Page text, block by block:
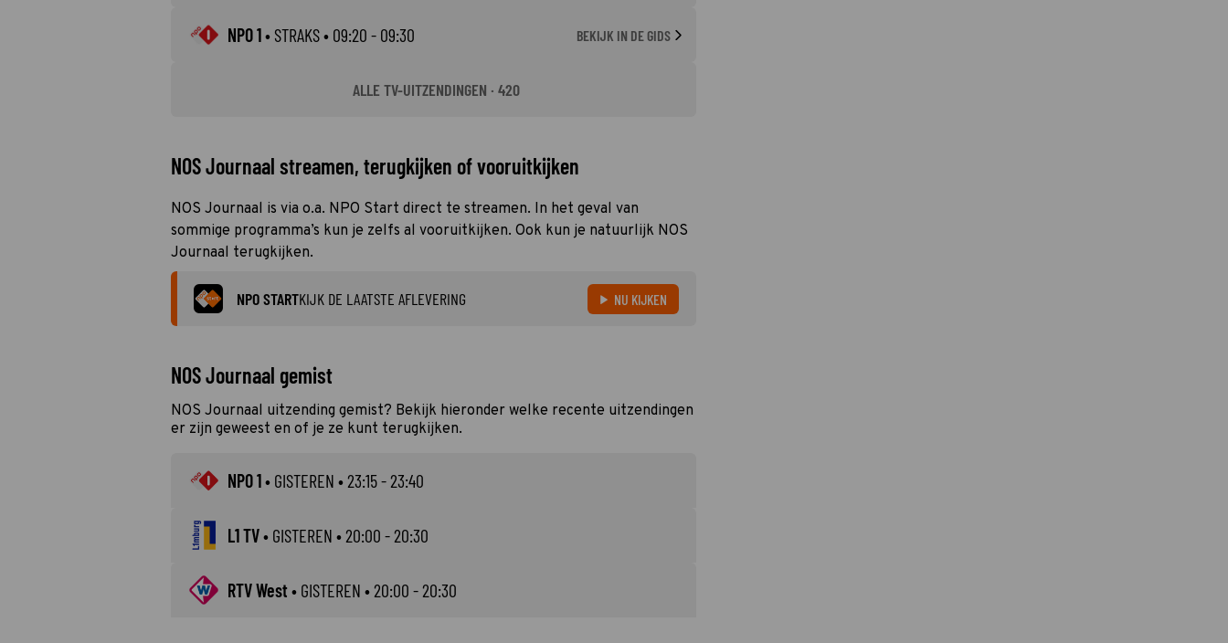
NPO 1• STRAKS• 09:20 - 09:30 BEKIJK IN DE GIDS
ALLE TV-UITZENDINGEN · 420
NOS Journaal streamen, terugkijken of vooruitkijken
NOS Journaal is via o.a. NPO Start direct te streamen. In het geval van
sommige programma’s kun je zelfs al vooruitkijken. Ook kun je natuurlijk NOS
Journaal terugkijken.
NPO STARTKIJK DE LAATSTE AFLEVERING NU KIJKEN
NOS Journaal gemist
NOS Journaal uitzending gemist? Bekijk hieronder welke recente uitzendingen
er zijn geweest en of je ze kunt terugkijken.
NPO 1• GISTEREN • 23:15 - 23:40
L1 TV• GISTEREN • 20:00 - 20:30
RTV West• GISTEREN • 20:00 - 20:30